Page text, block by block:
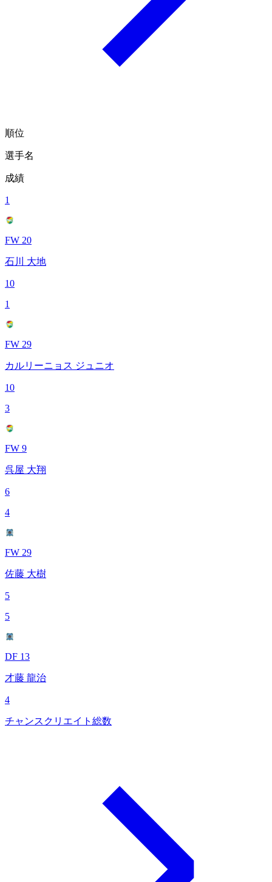
順位
選手名
成績
1
FW 20
石川 大地
10
1
FW 29
カルリーニョス ジュニオ
10
3
FW 9
呉屋 大翔
6
4
FW 29
佐藤 大樹
5
5
DF 13
才藤 龍治
4
チャンスクリエイト総数